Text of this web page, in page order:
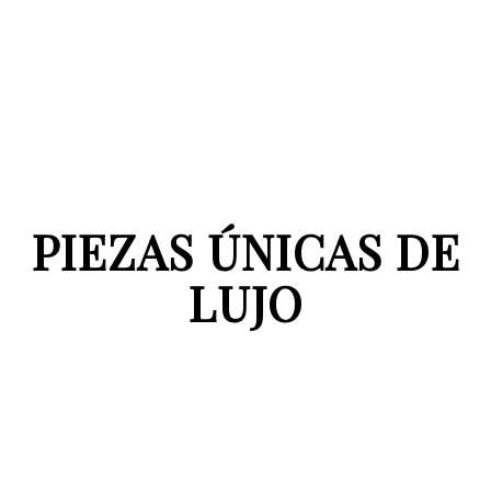
PIEZAS ÚNICAS DE
LUJO